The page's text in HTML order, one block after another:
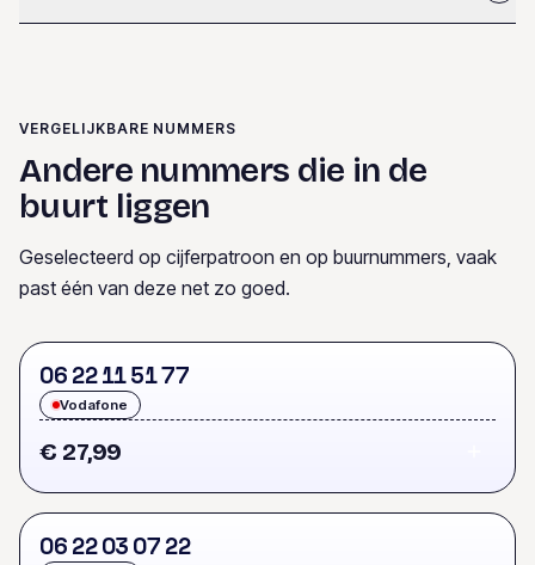
VERGELIJKBARE NUMMERS
Andere nummers die in de
buurt liggen
Geselecteerd op cijferpatroon en op buurnummers, vaak
past één van deze net zo goed.
06 22115177
Vodafone
€ 27,99
06 2203 07 22